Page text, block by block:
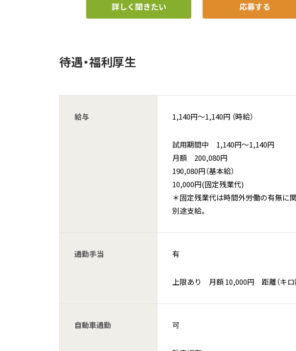
詳しく聞きたい 応募する
待遇・福利厚生
給与 1,140円〜1,140円 （時給）
試用期間中 1,140円〜1,140円
月額 200,080円
190,080円（基本給）
10,000円(固定残業代)
＊固定残業代は時間外労働の有無に
別途支給。
通勤手当 有
上限あり 月額 10,000円 距離（キロ
自動車通勤 可